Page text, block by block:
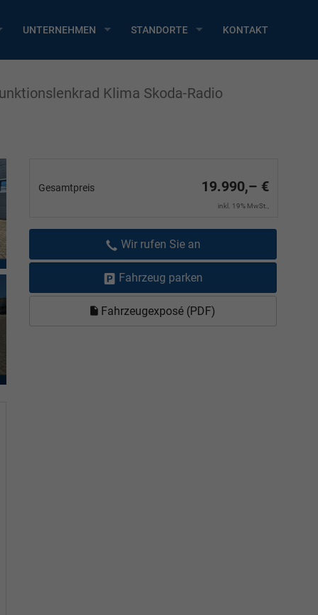
UNTERNEHMEN STANDORTE KONTAKT
Klima Skoda-Radio
Gesamtpreis 19.990,– €
inkl. 19% MwSt.,
Wir rufen Sie an
Fahrzeug parken
Fahrzeugexposé (PDF)